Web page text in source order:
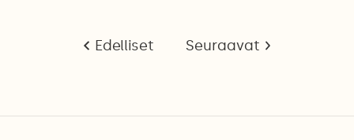
Edelliset Seuraavat